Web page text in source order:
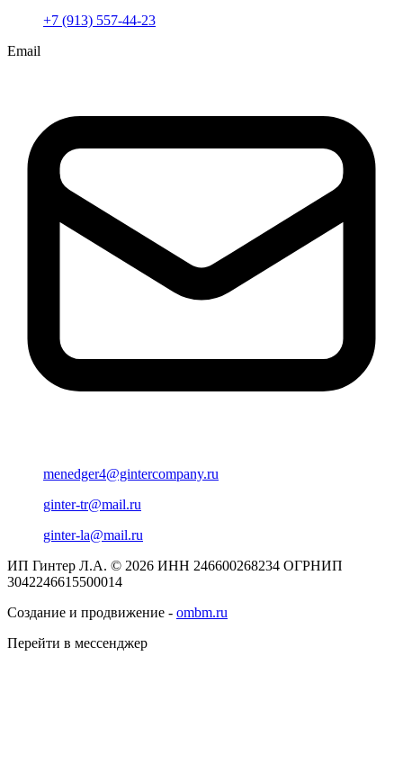
+7 (913) 557-44-23
Email
menedger4@gintercompany.ru
ginter-tr@mail.ru
ginter-la@mail.ru
ИП Гинтер Л.А. © 2026 ИНН 246600268234 ОГРНИП
3042246615500014
Создание и продвижение - ombm.ru
Перейти в мессенджер